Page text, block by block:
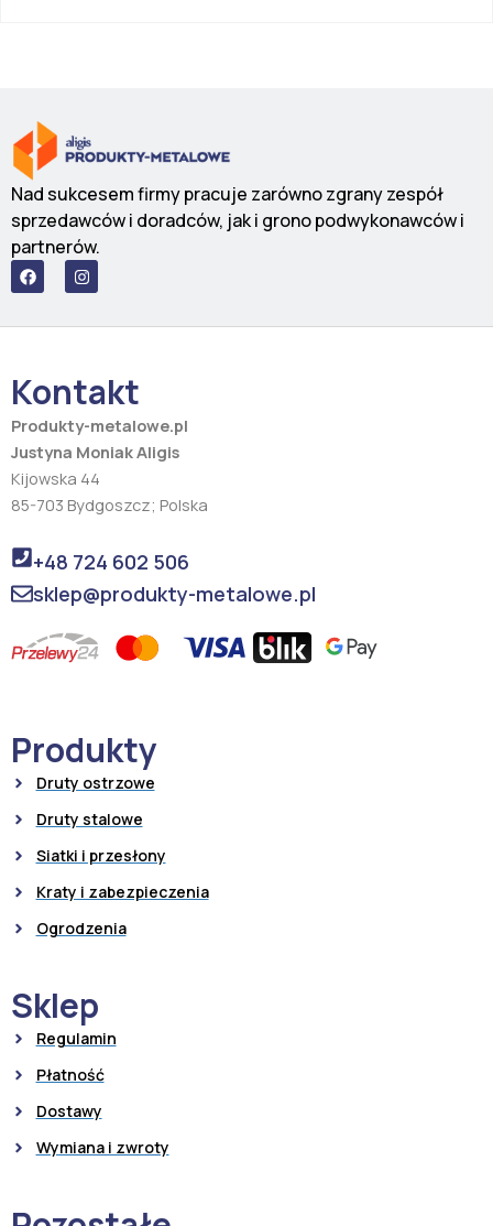
Nad sukcesem firmy pracuje zarówno zgrany zespół
sprzedawców i doradców, jak i grono podwykonawców i
partnerów.
F
a
c
b
k
I
n
s
a
a
m
Kontakt
Produkty-metalowe.pl
Justyna Moniak Aligis
Kijowska 44
85-703 Bydgoszcz; Polska
+48 724 602 506
sklep@produkty-metalowe.pl
Produkty
Druty ostrzowe
Druty stalowe
Siatki i przesłony
Kraty i zabezpieczenia
Ogrodzenia
Sklep
Regulamin
Płatność
Dostawy
Wymiana i zwroty